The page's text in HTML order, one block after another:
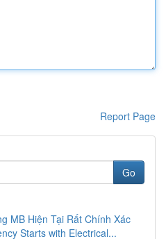
Report Page
Go
MB Hiện Tại Rất Chính Xác
Starts with Electrical...